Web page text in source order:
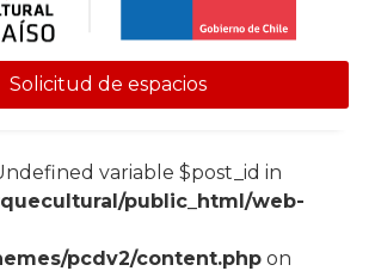
Solicitud de espacios
variable $post_id in
public_html/web-
pcdv2/content.phpon